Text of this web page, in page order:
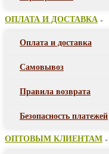
ОПЛАТА И ДОСТАВКА
Оплата и доставка
Самовывоз
Правила возврата
Безопасность платежей
ОПТОВЫМ КЛИЕНТАМ